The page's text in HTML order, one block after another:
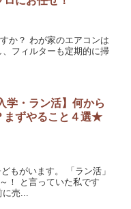
か？ わが家のエアコンは
、フィルターも定期的に掃
学・ラン活】何から
まずやること４選★
もがいます。 「ラン活」
！ と言っていた私です
売...